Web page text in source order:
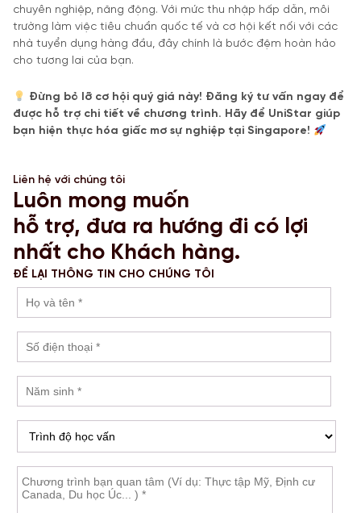
chuyên nghiệp, năng động. Với mức thu nhập hấp dẫn, môi
trường làm việc tiêu chuẩn quốc tế và cơ hội kết nối với các
nhà tuyển dụng hàng đầu, đây chính là bước đệm hoàn hảo
cho tương lai của bạn.
Đừng bỏ lỡ cơ hội quý giá này! Đăng ký tư vấn ngay để
được hỗ trợ chi tiết về chương trình. Hãy để UniStar giúp
bạn hiện thực hóa giấc mơ sự nghiệp tại Singapore!
Liên hệ với chúng tôi
Luôn mong muốn
hỗ trợ, đưa ra hướng đi có lợi
nhất cho Khách hàng.
ĐỂ LẠI THÔNG TIN CHO CHÚNG TÔI